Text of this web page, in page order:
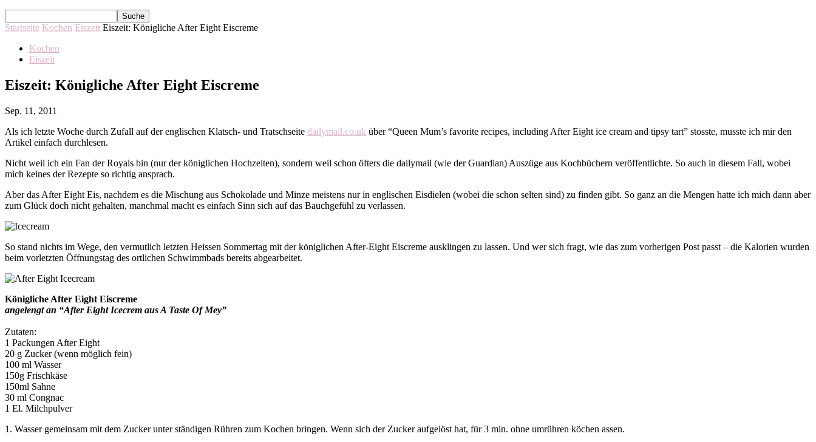
Startseite Kochen Eiszeit Eiszeit: Königliche After Eight Eiscreme
Kochen
Eiszeit
Eiszeit: Königliche After Eight Eiscreme
Sep. 11, 2011
Als ich letzte Woche durch Zufall auf der englischen Klatsch- und Tratschseite dailymail.co.uk über “Queen Mum’s favorite recipes, including After Eight ice cream and tipsy tart” stosste, musste ich mir den
Artikel einfach durchlesen.
Nicht weil ich ein Fan der Royals bin (nur der königlichen Hochzeiten), sondern weil schon öfters die dailymail (wie der Guardian) Auszüge aus Kochbüchern veröffentlichte. So auch in diesem Fall, wobei
mich keines der Rezepte so richtig ansprach.
Aber das After Eight Eis, nachdem es die Mischung aus Schokolade und Minze meistens nur in englischen Eisdielen (wobei die schon selten sind) zu finden gibt. So ganz an die Mengen hatte ich mich dann aber
zum Glück doch nicht gehalten, manchmal macht es einfach Sinn sich auf das Bauchgefühl zu verlassen.
So stand nichts im Wege, den vermutlich letzten Heissen Sommertag mit der königlichen After-Eight Eiscreme ausklingen zu lassen. Und wer sich fragt, wie das zum vorherigen Post passt – die Kalorien wurden
beim vorletzten Öffnungstag des ortlichen Schwimmbads bereits abgearbeitet.
Königliche After Eight Eiscreme
angelengt an “After Eight Icecrem aus A Taste Of Mey”
Zutaten:
1 Packungen After Eight
20 g Zucker (wenn möglich fein)
100 ml Wasser
150g Frischkäse
150ml Sahne
30 ml Congnac
1 El. Milchpulver
1. Wasser gemeinsam mit dem Zucker unter ständigen Rühren zum Kochen bringen. Wenn sich der Zucker aufgelöst hat, für 3 min. ohne umrühren köchen assen.